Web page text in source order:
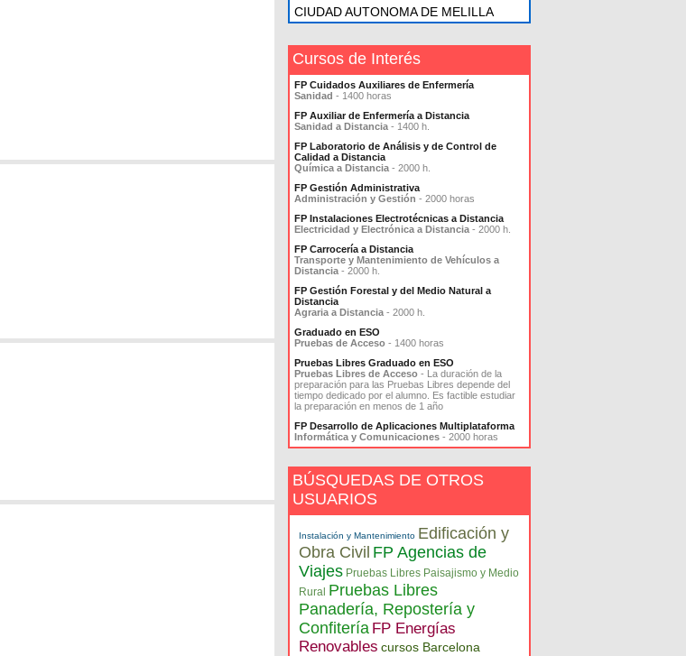
CIUDAD AUTONOMA DE MELILLA
Cursos de Interés
FP Cuidados Auxiliares de Enfermería
Sanidad - 1400 horas
FP Auxiliar de Enfermería a Distancia
Sanidad a Distancia - 1400 h.
FP Laboratorio de Análisis y de Control de
Calidad a Distancia
Química a Distancia - 2000 h.
FP Gestión Administrativa
Administración y Gestión - 2000 horas
FP Instalaciones Electrotécnicas a Distancia
Electricidad y Electrónica a Distancia - 2000 h.
FP Carrocería a Distancia
Transporte y Mantenimiento de Vehículos a
Distancia - 2000 h.
FP Gestión Forestal y del Medio Natural a
Distancia
Agraria a Distancia - 2000 h.
Graduado en ESO
Pruebas de Acceso - 1400 horas
Pruebas Libres Graduado en ESO
Pruebas Libres de Acceso - La duración de la
preparación para las Pruebas Libres depende del
tiempo dedicado por el alumno. Es factible estudiar
la preparación en menos de 1 año
FP Desarrollo de Aplicaciones Multiplataforma
Informática y Comunicaciones - 2000 horas
BÚSQUEDAS DE OTROS
USUARIOS
Instalación y Mantenimiento Edificación y
Obra Civil FP Agencias de
Viajes Pruebas Libres Paisajismo y Medio
Rural Pruebas Libres
Panadería, Repostería y
Confitería FP Energías
Renovables cursos Barcelona